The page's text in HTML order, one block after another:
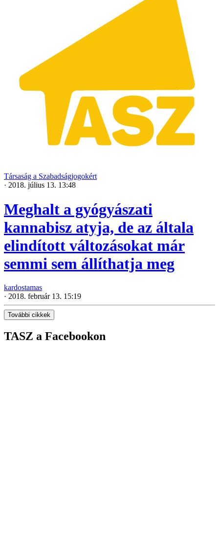
Társaság a Szabadságjogokért
· 2018. július 13. 13:48
Meghalt a gyógyászati
kannabisz atyja, de az általa
elindított változásokat már
semmi sem állíthatja meg
kardostamas
· 2018. február 13. 15:19
További cikkek
TASZ a Facebookon